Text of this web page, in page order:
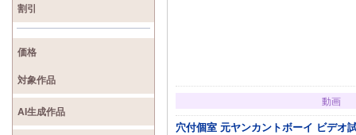
動画
穴付個室 元ヤンカントボーイ ビデオ
割引
価格
対象作品
AI生成作品